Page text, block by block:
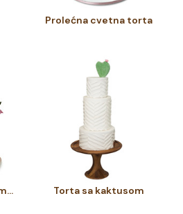
Prolećna cvetna torta
Torta sa roze karnerima i nežno roze ružama Torta sa kaktusom